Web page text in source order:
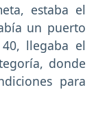
estaba el
un puerto
llegaba el
donde
para